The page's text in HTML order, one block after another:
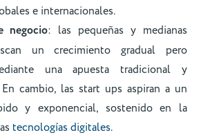
e internacionales.
negocio: las pequeñas y medianas
un crecimiento gradual pero
una apuesta tradicional y
En cambio, las start ups aspiran a un
y exponencial, sostenido en la
tecnologías digitales.